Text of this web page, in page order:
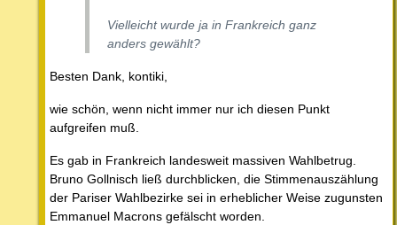
Vielleicht wurde ja in Frankreich ganz
anders gewählt?
Besten Dank, kontiki,
wie schön, wenn nicht immer nur ich diesen Punkt
aufgreifen muß.
Es gab in Frankreich landesweit massiven Wahlbetrug.
Bruno Gollnisch ließ durchblicken, die Stimmenauszählung
der Pariser Wahlbezirke sei in erheblicher Weise zugunsten
Emmanuel Macrons gefälscht worden.